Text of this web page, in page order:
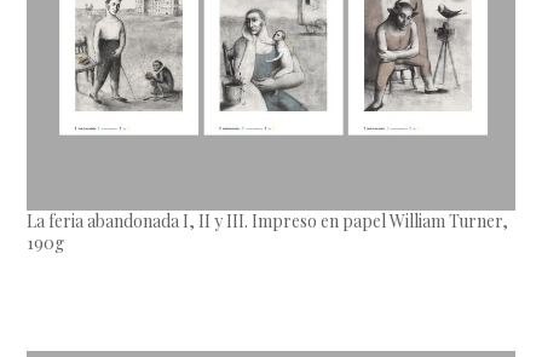
La feria abandonada I, II y III. Impreso en papel William Turner,
190g